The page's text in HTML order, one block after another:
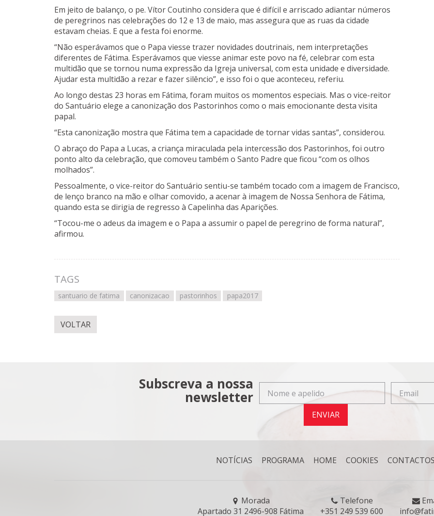
Em jeito de balanço, o pe. Vítor Coutinho considera que é difícil e arriscado adiantar números
de peregrinos nas celebrações do 12 e 13 de maio, mas assegura que as ruas da cidade
estavam cheias. E que a festa foi enorme.
“Não esperávamos que o Papa viesse trazer novidades doutrinais, nem interpretações
diferentes de Fátima. Esperávamos que viesse animar este povo na fé, celebrar com esta
multidão que se tornou numa expressão da Igreja universal, com esta unidade e diversidade.
Ajudar esta multidão a rezar e fazer silêncio”, e isso foi o que aconteceu, referiu.
Ao longo destas 23 horas em Fátima, foram muitos os momentos especiais. Mas o vice-reitor
do Santuário elege a canonização dos Pastorinhos como o mais emocionante desta visita
papal.
“Esta canonização mostra que Fátima tem a capacidade de tornar vidas santas”, considerou.
O abraço do Papa a Lucas, a criança miraculada pela intercessão dos Pastorinhos, foi outro
ponto alto da celebração, que comoveu também o Santo Padre que ficou “com os olhos
molhados”.
Pessoalmente, o vice-reitor do Santuário sentiu-se também tocado com a imagem de Francisco,
de lenço branco na mão e olhar comovido, a acenar à imagem de Nossa Senhora de Fátima,
quando esta se dirigia de regresso à Capelinha das Aparições.
“Tocou-me o adeus da imagem e o Papa a assumir o papel de peregrino de forma natural”,
afirmou.
TAGS
santuario de fatima canonizacao pastorinhos papa2017
VOLTAR
Subscreva a nossa
newsletter
ENVIAR
NOTÍCIAS PROGRAMA HOME COOKIES CONTACTOS
Morada
Apartado 31 2496-908 Fátima
Telefone
+351 249 539 600